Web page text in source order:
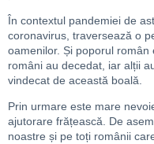
În contextul pandemiei de
coronavirus, traversează o
oamenilor. Și poporul
români au decedat, iar alții
vindecat de această boală.
Prin urmare este mare
ajutorare frățească. De
noastre și pe toți românii